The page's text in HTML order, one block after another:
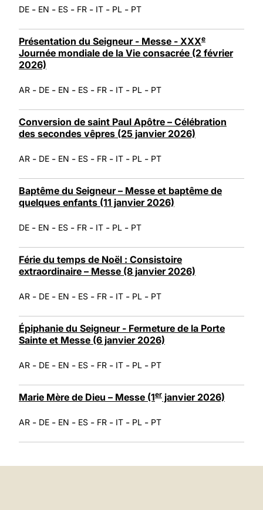
DE - EN - ES - FR - IT - PL - PT
Présentation du Seigneur - Messe - XXXe
Journée mondiale de la Vie consacrée (2 février
2026)
AR - DE - EN - ES - FR - IT - PL - PT
Conversion de saint Paul Apôtre – Célébration
des secondes vêpres (25 janvier 2026)
AR - DE - EN - ES - FR - IT - PL - PT
Baptême du Seigneur – Messe et baptême de
quelques enfants (11 janvier 2026)
DE - EN - ES - FR - IT - PL - PT
Férie du temps de Noël : Consistoire
extraordinaire – Messe (8 janvier 2026)
AR - DE - EN - ES - FR - IT - PL - PT
Épiphanie du Seigneur - Fermeture de la Porte
Sainte et Messe (6 janvier 2026)
AR - DE - EN - ES - FR - IT - PL - PT
Marie Mère de Dieu – Messe (1er janvier 2026)
AR - DE - EN - ES - FR - IT - PL - PT